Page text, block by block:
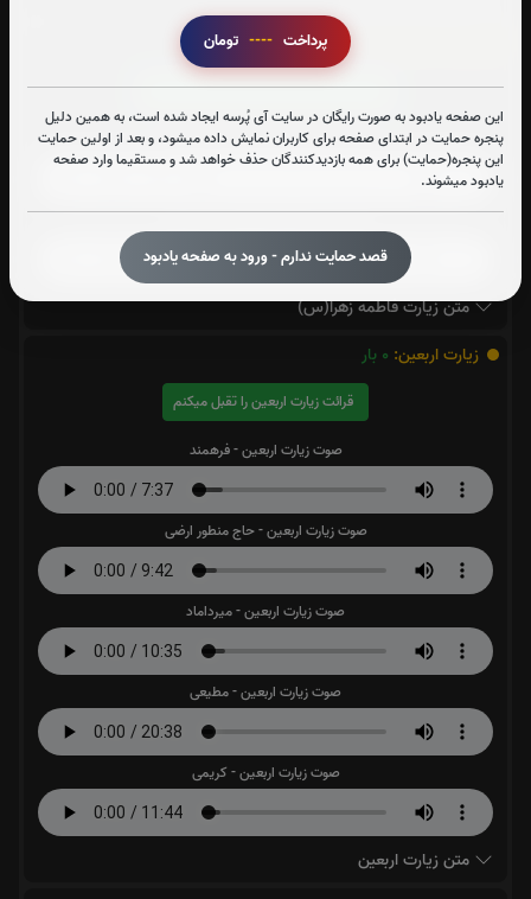
پرداخت ----
این صفحه یادبود به صورت رایگان در سایت آی پُرسه ایجاد شده است، به همین دلیل
پنجره حمایت در ابتدای صفحه برای کاربران نمایش داده میشود، و بعد از اولین حمایت
این پنجره(حمایت) برای همه بازدیدکنندگان حذف خواهد شد و مستقیما وارد صفحه
یادبود میشوند.
قصد حمایت ندارم - ورود به صفحه یادبود
زیارت فاطمه زهرا(س): 0بار
قرائت زیارت فاطمه زهرا(س) را تقبل میکنم
صوت زیارت فاطمه زهرا(س) - فرهمند
صوت زیارت فاطمه زهرا(س) - سماواتی
متن زیارت فاطمه زهرا(س)
زیارت اربعین: 0 بار
قرائت زیارت اربعین را تقبل میکنم
صوت زیارت اربعین - فرهمند
صوت زیارت اربعین - حاج منطور ارضی
صوت زیارت اربعین - میرداماد
صوت زیارت اربعین - مطیعی
صوت زیارت اربعین - کریمی
متن زیارت اربعین